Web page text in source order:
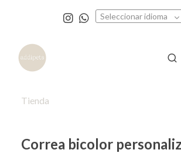
Seleccionar idioma
Tienda
Correa bicolor